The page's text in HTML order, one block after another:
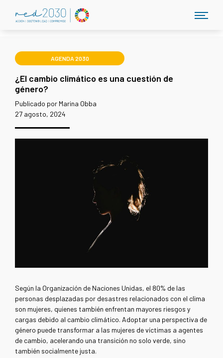
AGENDA 2030
¿El cambio climático es una cuestión de
género?
Publicado por Marina Obba
27 agosto, 2024
Según la Organización de Naciones Unidas, el 80% de las
personas desplazadas por desastres relacionados con el clima
son mujeres, quienes también enfrentan mayores riesgos y
cargas debido al cambio climático. Adoptar una perspectiva de
género puede transformar a las mujeres de víctimas a agentes
de cambio, acelerando una transición no solo verde, sino
también socialmente justa.